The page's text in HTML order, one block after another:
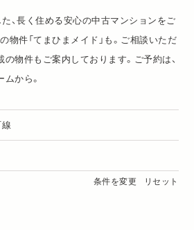
、長く住める安心の中古マンションをご
物件「てまひまメイド 」も。ご相談いただ
物件もご案内しております。ご予約は、
ムから。
条件を変更 リセット